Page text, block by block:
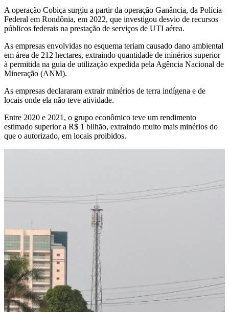
A operação Cobiça surgiu a partir da operação Ganância, da Polícia
Federal em Rondônia, em 2022, que investigou desvio de recursos
públicos federais na prestação de serviços de UTI aérea.
As empresas envolvidas no esquema teriam causado dano ambiental
em área de 212 hectares, extraindo quantidade de minérios superior
à permitida na guia de utilização expedida pela Agência Nacional de
Mineração (ANM).
As empresas declararam extrair minérios de terra indígena e de
locais onde ela não teve atividade.
Entre 2020 e 2021, o grupo econômico teve um rendimento
estimado superior a R$ 1 bilhão, extraindo muito mais minérios do
que o autorizado, em locais proibidos.